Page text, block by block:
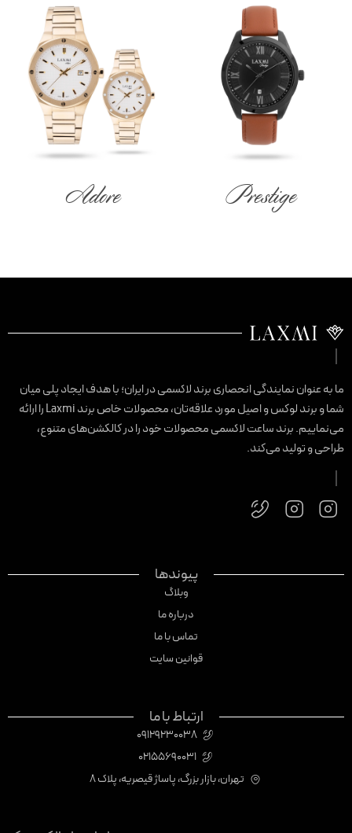
Prestige
Adore
به عنوان نمایندگی انحصاری برند لاکسمی در ایران؛ با هدف ایجاد پلی میان
شما و برند لوکس و اصیل مورد علاقه‌تان، محصولات خاص برند Laxmi را ارائه
برند ساعت لاکسمی محصولات خود را در کالکشن‌های متنوع،
و تولید می‌کند.
پیوندها
وبلاگ
درباره ما
تماس با ما
قوانین سایت
ارتباط با ما
09129230038
02155690031
تهران، بازار بزرگ، پاساژ قیصریه، پلاک 8